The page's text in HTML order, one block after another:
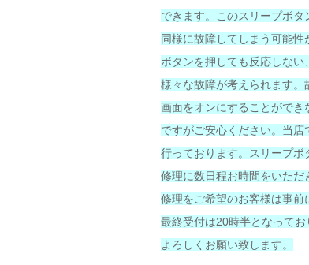
できます。このスリープボ
同様に故障してしまう可能性
ボタンを押しても反応しな
様々な故障が考えられます。
画面をオンにすることができ
ですがご安心ください。当
行っております。スリープ
修理に数日程お時間をいただ
修理をご希望のお客様は事前
最終受付は20時半となって
よろしくお願い致します。